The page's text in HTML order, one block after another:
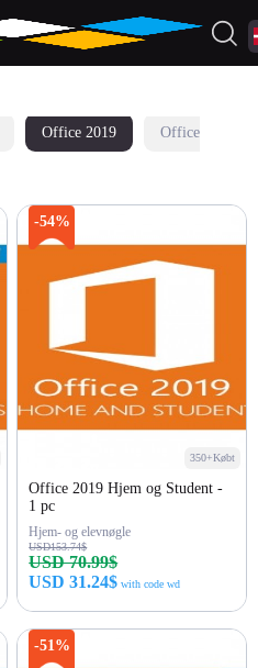
Office 2019
Office
-54%
350+Købt
Office 2019 Hjem og Student -
1 pc
Hjem- og elevnøgle
USD153.74$
USD 70.99$
USD 31.24$ with code wd
-51%